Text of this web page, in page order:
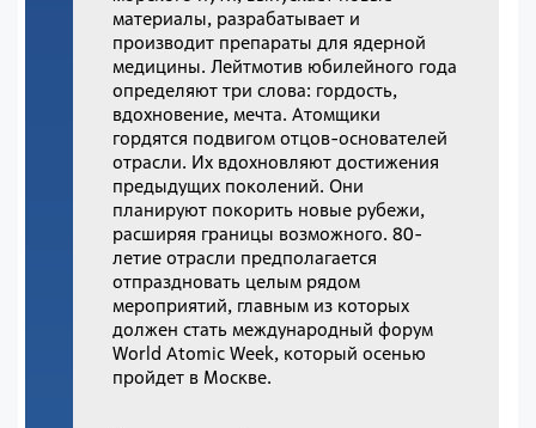
материалы, разрабатывает и
производит препараты для ядерной
медицины. Лейтмотив юбилейного года
определяют три слова: гордость,
вдохновение, мечта. Атомщики
гордятся подвигом отцов-основателей
отрасли. Их вдохновляют достижения
предыдущих поколений. Они
планируют покорить новые рубежи,
расширяя границы возможного. 80-
летие отрасли предполагается
отпраздновать целым рядом
мероприятий, главным из которых
должен стать международный форум
World Atomic Week, который осенью
пройдет в Москве.